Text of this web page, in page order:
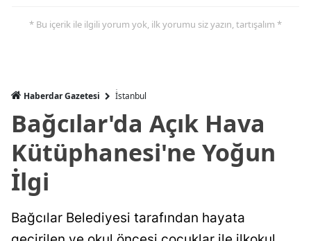
* Bu içerik ile ilgili yorum yok, ilk yorumu siz yazın, tartışalım *
Haberdar Gazetesi İ̇stanbul
Bağcılar'da Açık Hava
Kütüphanesi'ne Yoğun
İlgi
Bağcılar Belediyesi tarafından hayata